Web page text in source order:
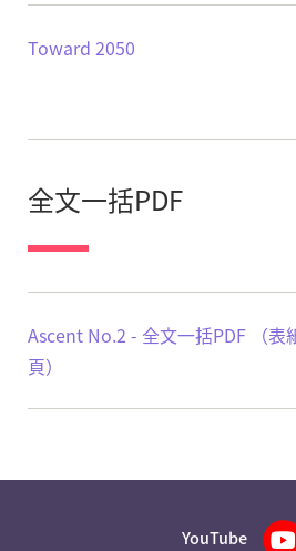
Toward 2050
全文一括PDF
Ascent No.2 - 全文一括PDF （表
頁）
YouTube